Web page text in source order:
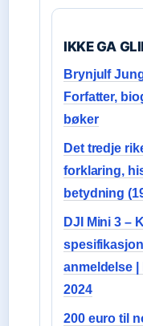
IKKE GA
Brynjulf
Forfatter,
bøker
Det tredje
forklaring,
betydning
DJI Mini 3 –
anmeldelse |
2024
200 euro til